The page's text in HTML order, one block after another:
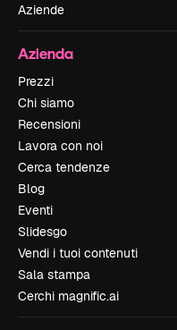
Aziende
Azienda
Prezzi
Chi siamo
Recensioni
Lavora con noi
Cerca tendenze
Blog
Eventi
Slidesgo
Vendi i tuoi contenuti
Sala stampa
Cerchi magnific.ai